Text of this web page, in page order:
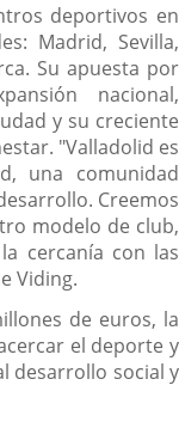
deportivos en
Madrid, Sevilla,
Su apuesta por
nacional,
y su creciente
"Valladolid es
una comunidad
Creemos
modelo de club,
cercanía con las
Viding.
de euros, la
el deporte y
desarrollo social y